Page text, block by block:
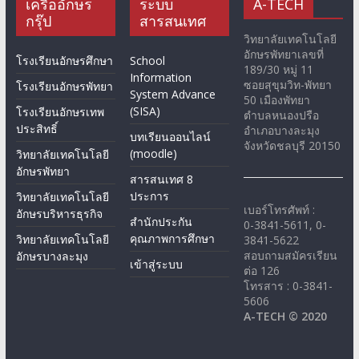
เครืออักษร
กรุ๊ป
โรงเรียนอักษรศึกษา
โรงเรียนอักษรพัทยา
โรงเรียนอักษรเทพ
ประสิทธิ์
วิทยาลัยเทคโนโลยี
อักษรพัทยา
วิทยาลัยเทคโนโลยี
อักษรบริหารธุรกิจ
วิทยาลัยเทคโนโลยี
อักษรบางละมุง
ระบบ
สารสนเทศ
School
Information
System Advance
(SISA)
บทเรียนออนไลน์
(moodle)
สารสนเทศ 8
ประการ
สำนักประกัน
คุณภาพการศึกษา
เข้าสู่ระบบ
A-TECH
วิทยาลัยเทคโนโลยี
อักษรพัทยาเลขที่
189/30 หมู่ 11
ซอยสุขุมวิท-พัทยา
50 เมืองพัทยา
ตำบลหนองปรือ
อำเภอบางละมุง
จังหวัดชลบุรี 20150
เบอร์โทรศัพท์ :
0-3841-5611, 0-
3841-5622
สอบถามสมัครเรียน
ต่อ 126
โทรสาร : 0-3841-
5606
A-TECH © 2020